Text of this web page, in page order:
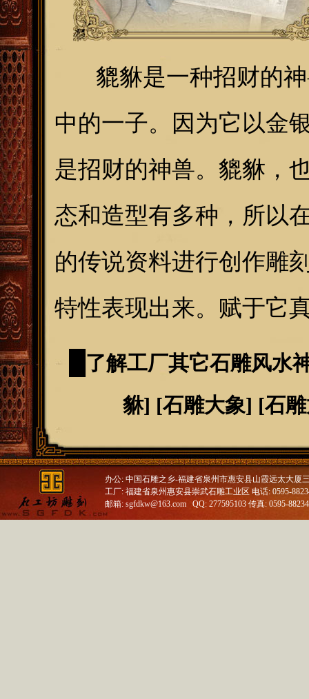
貔貅是一种招财的神
中的一子。因为它以金
是招财的神兽。貔貅，
态和造型有多种，所以
的传说资料进行创作雕
特性表现出来。赋于它
了解工厂其它石雕风水
貅] [石雕大象] [石
办公: 中国石雕之乡-福建省泉州市惠安县山霞远太大厦
工厂: 福建省泉州惠安县崇武石雕工业区 电话: 0595-
邮箱: sgfdkw@163.com QQ: 277595103 传真: 0595-